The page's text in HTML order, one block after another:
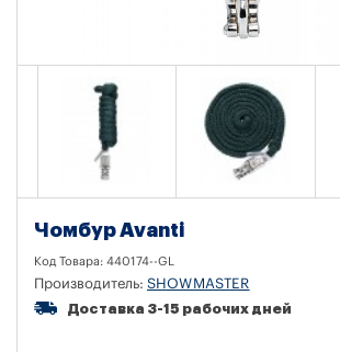
Чомбур Avanti
Код Товара: 440174--GL
Производитель: SHOWMASTER
Доставка 3-15 рабочих дней